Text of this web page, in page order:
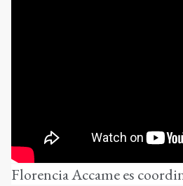
Florencia Accame es